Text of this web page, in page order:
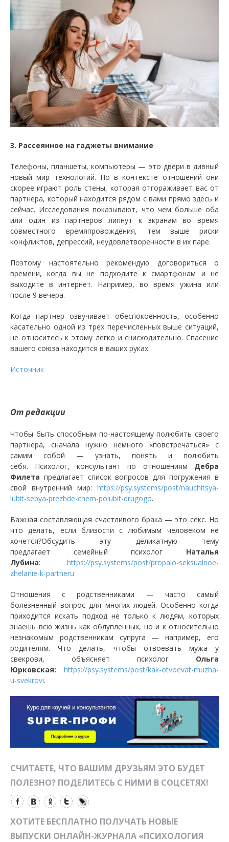
3. Рассеянное на гаджеты внимание
Телефоны, планшеты, компьютеры — это двери в дивный
новый мир технологий. Но в контексте отношений они
скорее играют роль стены, которая отгораживает вас от
партнера, который находится рядом с вами прямо здесь и
сейчас. Исследования показывают, что чем больше оба
или один из партнеров липнут к экранам во время
совместного времяпровождения, тем выше риски
конфликтов, депрессий, неудовлетворенности в их паре.
Поэтому настоятельно рекомендую договориться о
времени, когда вы не подходите к смартфонам и не
выходите в интернет. Например, во время ужина или
после 9 вечера.
Когда партнер озвучивает обеспокоенность, особенно
касательно одной из трех перечисленных выше ситуаций,
не относитесь к этому легко и снисходительно. Спасение
вашего союза находится в ваших руках.
Источник
От редакции
Чтобы быть способным по-настоящему полюбить своего
партнера, сначала нужно немного «повстречаться» с
самим собой — узнать, понять и полюбить
себя. Психолог, консультант по отношениям Дебра
Филета предлагает список вопросов для погружения в
свой внутренний мир: https://psy.systems/post/nauchitsya-
lubit-sebya-prezhde-chem-polubit-drugogo.
Важная составляющая счастливого брака — это секс. Но
что делать, если близости с любимым человеком не
хочется?Обсудить эту деликатную тему
предлагает семейный психолог Наталья
Лубина: https://psy.systems/post/propalo-seksualnoe-
zhelanie-k-partneru
Отношения с родственниками — часто самый
болезненный вопрос для многих людей. Особенно когда
приходится искать подход не только к людям, которых
знаешь всю жизнь как облупленных, но и к относительно
незнакомым родственникам супруга — например, его
родителям. Что делать, чтобы отвоевать мужа у
свекрови, объясняет психолог Ольга
Юрковская:
https://psy.systems/post/kak-otvoevat-muzha-
u-svekrovi.
СЧИТАЕТЕ, ЧТО ВАШИМ ДРУЗЬЯМ ЭТО БУДЕТ
ПОЛЕЗНО? ПОДЕЛИТЕСЬ С НИМИ В СОЦСЕТЯХ!
ХОТИТЕ БЕСПЛАТНО ПОЛУЧАТЬ НОВЫЕ
ВЫПУСКИ ОНЛАЙН-ЖУРНАЛА «ПСИХОЛОГИЯ